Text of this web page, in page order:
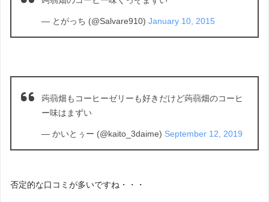
— とがっち (@Salvare910) January 10, 2015
蒟蒻畑もコーヒーゼリーも好きだけど蒟蒻畑のコーヒ
ー味はまずい
— かいとぅー (@kaito_3daime) September 12, 2019
否定的な口コミが多いですね・・・